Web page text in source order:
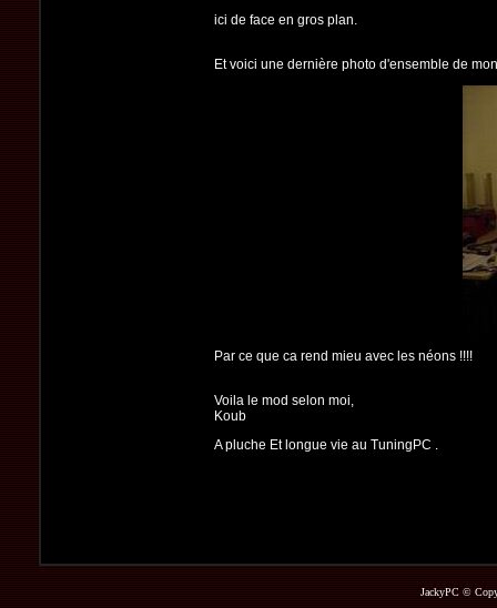
ici de face en gros plan.
Et voici une dernière photo d'ensemble de
Par ce que ca rend mieu avec les néons !!!!
Voila le mod selon moi,
Koub
A pluche Et longue vie au TuningPC .
JackyPC ©